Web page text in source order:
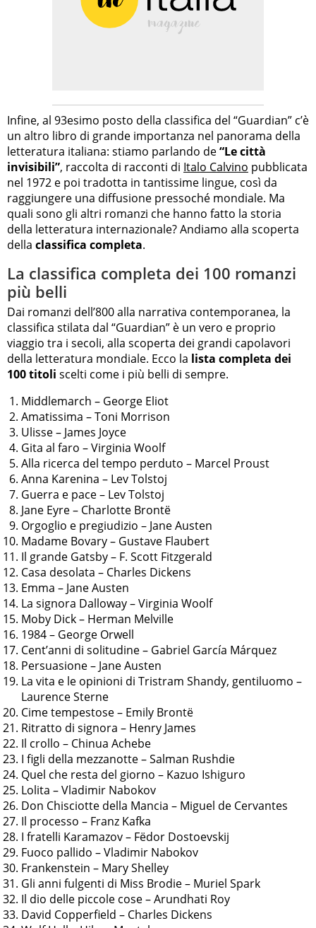
Infine, al 93esimo posto della classifica del “Guardian” c’è
un altro libro di grande importanza nel panorama della
letteratura italiana: stiamo parlando de“Le città
invisibili”, raccolta di racconti di Italo Calvino pubblicata
nel 1972 e poi tradotta in tantissime lingue, così da
raggiungere una diffusione pressoché mondiale. Ma
quali sono gli altri romanzi che hanno fatto la storia
della letteratura internazionale? Andiamo alla scoperta
della classifica completa.
La classifica completa dei 100 romanzi
più belli
Dai romanzi dell’800 alla narrativa contemporanea, la
classifica stilata dal “Guardian” è un vero e proprio
viaggio tra i secoli, alla scoperta dei grandi capolavori
della letteratura mondiale. Ecco la lista completa dei
100 titoli scelti come i più belli di sempre.
Middlemarch – George Eliot
Amatissima – Toni Morrison
Ulisse – James Joyce
Gita al faro – Virginia Woolf
Alla ricerca del tempo perduto – Marcel Proust
Anna Karenina – Lev Tolstoj
Guerra e pace – Lev Tolstoj
Jane Eyre – Charlotte Brontë
Orgoglio e pregiudizio – Jane Austen
Madame Bovary – Gustave Flaubert
Il grande Gatsby – F. Scott Fitzgerald
Casa desolata – Charles Dickens
Emma – Jane Austen
La signora Dalloway – Virginia Woolf
Moby Dick – Herman Melville
1984 – George Orwell
Cent’anni di solitudine – Gabriel García Márquez
Persuasione – Jane Austen
La vita e le opinioni di Tristram Shandy, gentiluomo –
Laurence Sterne
Cime tempestose – Emily Brontë
Ritratto di signora – Henry James
Il crollo – Chinua Achebe
I figli della mezzanotte – Salman Rushdie
Quel che resta del giorno – Kazuo Ishiguro
Lolita – Vladimir Nabokov
Don Chisciotte della Mancia – Miguel de Cervantes
Il processo – Franz Kafka
I fratelli Karamazov – Fëdor Dostoevskij
Fuoco pallido – Vladimir Nabokov
Frankenstein – Mary Shelley
Gli anni fulgenti di Miss Brodie – Muriel Spark
Il dio delle piccole cose – Arundhati Roy
David Copperfield – Charles Dickens